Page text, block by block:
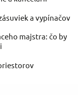
a vypínačov
majstra: čo by